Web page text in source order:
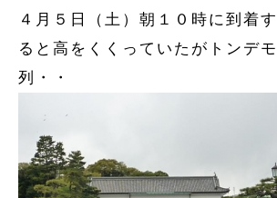
４月５日（土）朝１０時に到着
ると高をくくっていたがトンデ
列・・